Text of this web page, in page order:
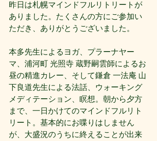
昨日は札幌マインドフルリトリートが
ありました。たくさんの方にご参加い
ただき、ありがとうございました。
本多先生によるヨガ、プラーナヤー
マ、浦河町 光照寺 蔵野嗣雲師によるお
昼の精進カレー、そして鎌倉 一法庵 山
下良道先生による法話、ウォーキング
メディテーション、瞑想。朝から夕方
まで、一日かけてのマインドフルリト
リート。基本的にお喋りはしません
が、大盛況のうちに終えることが出来